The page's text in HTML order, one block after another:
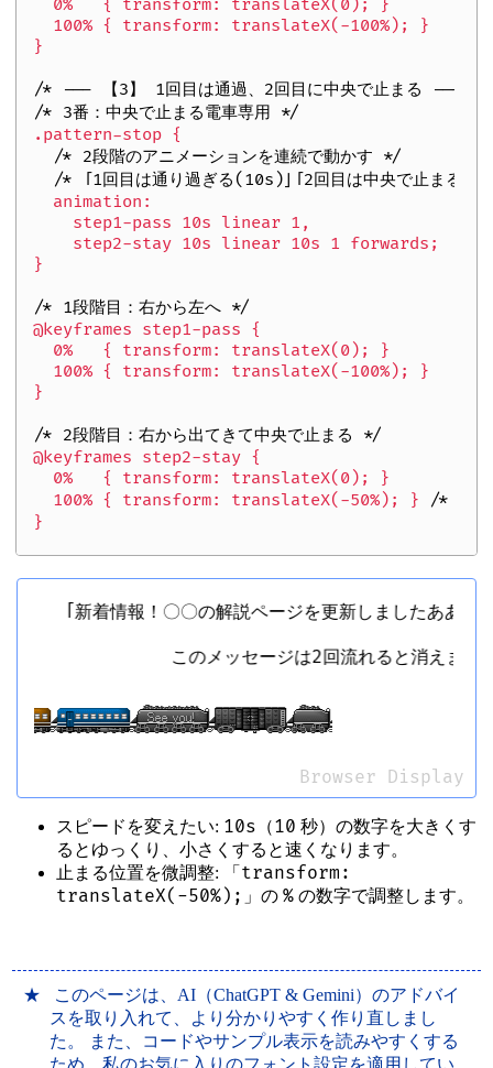
  0%   { transform: translateX(0); }
  100% { transform: translateX(-100%); }
}
/* --- 【3】 1回目は通過、2回目に中央で止まる --- */
/* 3番：中央で止まる電車専用 */
.pattern-stop {
/* 2段階のアニメーションを連続で動かす */
/* 「1回目は通り過ぎる(10s)」「2回目は中央で止まる
  animation:
    step1-pass 10s linear 1,
    step2-stay 10s linear 10s 1 forwards;
}
/* 1段階目：右から左へ */
@keyframes step1-pass {
  0%   { transform: translateX(0); }
  100% { transform: translateX(-100%); }
}
/* 2段階目：右から出てきて中央で止まる */
@keyframes step2-stay {
  0%   { transform: translateX(0); }
  100% { transform: translateX(-50%); }
/* 止ま
「新着情報！〇〇の解説ページを更新しましたああああ！！
このメッセージは2回流れると消えますう～
Browser Display
スピードを変えたい: 10s （10 秒）の数字を大きくす
るとゆっくり、小さくすると速くなります。
止まる位置を微調整: 「 transform:
translateX(-50%); 」の% の数字で調整します。
このページは、AI（ChatGPT & Gemini）のアドバイ
スを取り入れて、より分かりやすく作り直しまし
た。 また、コードやサンプル表示を読みやすくする
ため、私のお気に入りのフォント設定を適用してい